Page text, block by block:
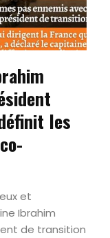
les
et
Ibrahim
de transition